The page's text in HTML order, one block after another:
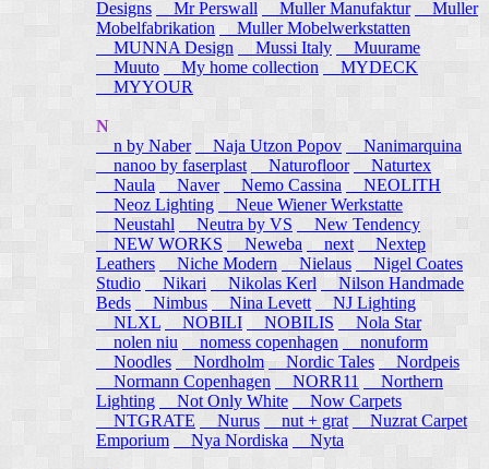
Designs
Mr Perswall Muller Manufaktur
Muller
Mobelfabrikation
Muller Mobelwerkstatten
MUNNA Design
Mussi Italy
Muurame
Muuto My home collection
MYDECK
MYYOUR
N
n by Naber
Naja Utzon Popov
Nanimarquina
nanoo by faserplast
Naturofloor
Naturtex
Naula
Naver Nemo Cassina
NEOLITH
Neoz Lighting
Neue Wiener Werkstatte
Neustahl
Neutra by VS
New Tendency
NEW WORKS
Neweba next
Nextep
Leathers
Niche Modern Nielaus
Nigel Coates
Studio
Nikari Nikolas Kerl
Nilson Handmade
Beds
Nimbus Nina Levett
NJ Lighting
NLXL
NOBILI NOBILIS
Nola Star
nolen niu
nomess copenhagen
nonuform
Noodles
Nordholm Nordic Tales
Nordpeis
Normann Copenhagen
NORR11
Northern
Lighting
Not Only White
Now Carpets
NTGRATE
Nurus nut + grat
Nuzrat Carpet
Emporium
Nya Nordiska Nyta